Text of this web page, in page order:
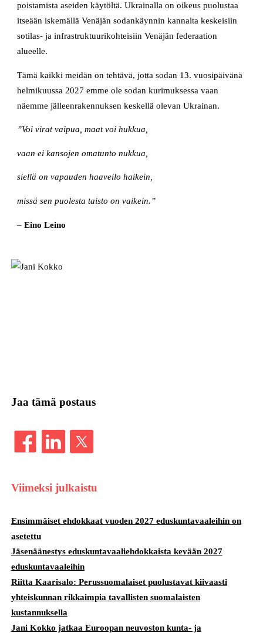
poistamista aseiden käytöltä. Ukrainalla on oikeus puolustaa
itseään iskemällä Venäjän sodankäynnin kannalta keskeisiin
sotilas- ja infrastruktuurikohteisiin Venäjän federaation
alueelle.
Tämä kaikki meidän on tehtävä, jotta sodan 13. vuosipäivänä
helmikuussa 2027 emme ole sodan kurimuksessa vaan
näemme jälleenrakennuksen keskellä olevan Ukrainan.
”Voi virat vaipua, maat voi hukkua,
vaan ei kansojen omatunto nukkua,
siellä on vapauden haaveilo haikein,
missä sen puolesta taisto on vaikein.”
– Eino Leino
Jaa tämä postaus
Viimeksi julkaistu
Ensimmäiset ehdokkaat vuoden 2027 eduskuntavaaleihin on
asetettu
Jäsenäänestys eduskuntavaaliehdokkaista kevään 2027
eduskuntavaaleihin
Riitta Kaarisalo: Perussuomalaiset puolustavat kiivaasti
yhteiskunnan rikkaimpia tavallisten suomalaisten
kustannuksella
Jani Kokko jatkaa Euroopan neuvoston kunta- ja